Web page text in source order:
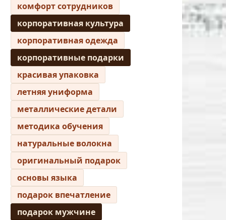
комфорт сотрудников
корпоративная культура
корпоративная одежда
корпоративные подарки
красивая упаковка
летняя униформа
металлические детали
методика обучения
натуральные волокна
оригинальный подарок
основы языка
подарок впечатление
подарок мужчине